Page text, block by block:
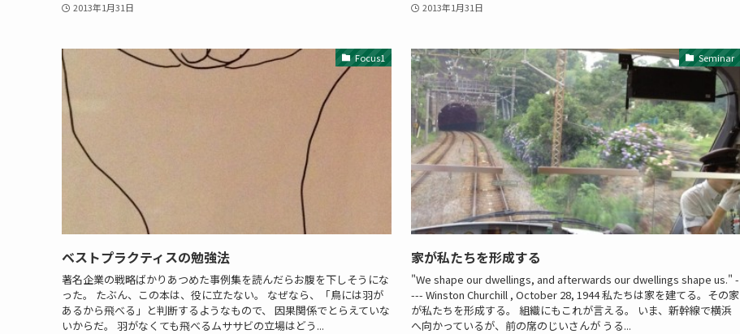
2013年1月31日 2013年1月31日
Focus1
ベストプラクティスの勉強法
著名企業の戦略ばかりあつめた事例集を読んだらお腹を下しそうにな
った。 たぶん、この本は、役に立たない。 なぜなら、「鳥には羽が
あるから飛べる」と判断するようなもので、 因果関係でとらえていな
いからだ。 羽がなくても飛べるムササビの立場はどう...
Seminar
家が私たちを形成する
"We shape our dwellings, and afterwards our dwellings shape us." -
--- Winston Churchill , October 28, 1944 私たちは家を建てる。その家
が私たちを形成する。 組織にもこれが言える。 いま、新幹線で横浜
へ向かっているが、前の席のじいさんが うる...